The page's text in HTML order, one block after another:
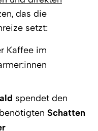
das die
setzt:
Kaffee im
spendet den
Schatten